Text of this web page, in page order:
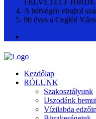
FELVÉTELT
A hétvégén elrajtol
90 éves a Cegléd
Kezdőlap
RÓLUNK
Szakosztályunk
Uszodánk
Vízilabda